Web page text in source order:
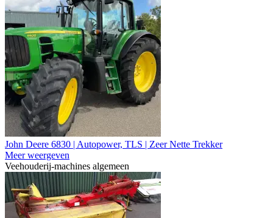
John Deere 6830 | Autopower, TLS | Zeer Nette Trekker
Meer weergeven
Veehouderij-machines algemeen